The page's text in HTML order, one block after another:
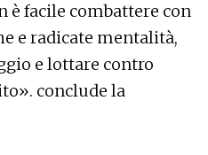
è facile combattere con
e radicate mentalità,
e lottare contro
conclude la